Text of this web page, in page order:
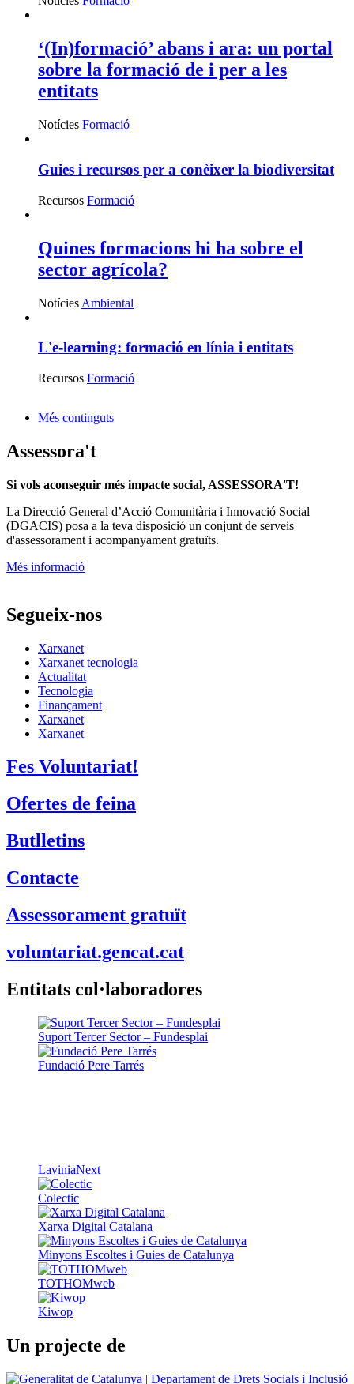
‘(In)formació’ abans i ara: un portal
sobre la formació de i per a les
entitats
Notícies Formació
Guies i recursos per a conèixer la biodiversitat
Recursos Formació
Quines formacions hi ha sobre el
sector agrícola?
Notícies Ambiental
L'e-learning: formació en línia i entitats
Recursos Formació
Més continguts
Assessora't
Si vols aconseguir més impacte social, ASSESSORA'T!
La Direcció General d’Acció Comunitària i Innovació Social
(DGACIS) posa a la teva disposició un conjunt de serveis
d'assessorament i acompanyament gratuïts.
Més informació
Segueix-nos
Xarxanet
Xarxanet tecnologia
Actualitat
Tecnologia
Finançament
Xarxanet
Xarxanet
Fes Voluntariat!
Ofertes de feina
Butlletins
Contacte
Assessorament gratuït
voluntariat.gencat.cat
Entitats col·laboradores
Suport Tercer Sector – Fundesplai
Fundació Pere Tarrés
LaviniaNext
Colectic
Xarxa Digital Catalana
Minyons Escoltes i Guies de Catalunya
TOTHOMweb
Kiwop
Un projecte de